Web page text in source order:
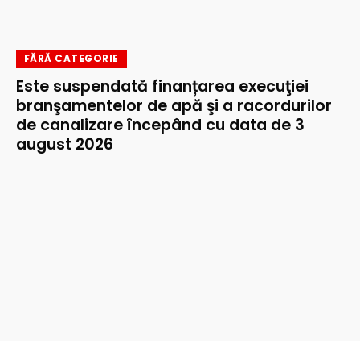
FĂRĂ CATEGORIE
Este suspendată finanțarea execuţiei
branşamentelor de apă şi a racordurilor
de canalizare începând cu data de 3
august 2026